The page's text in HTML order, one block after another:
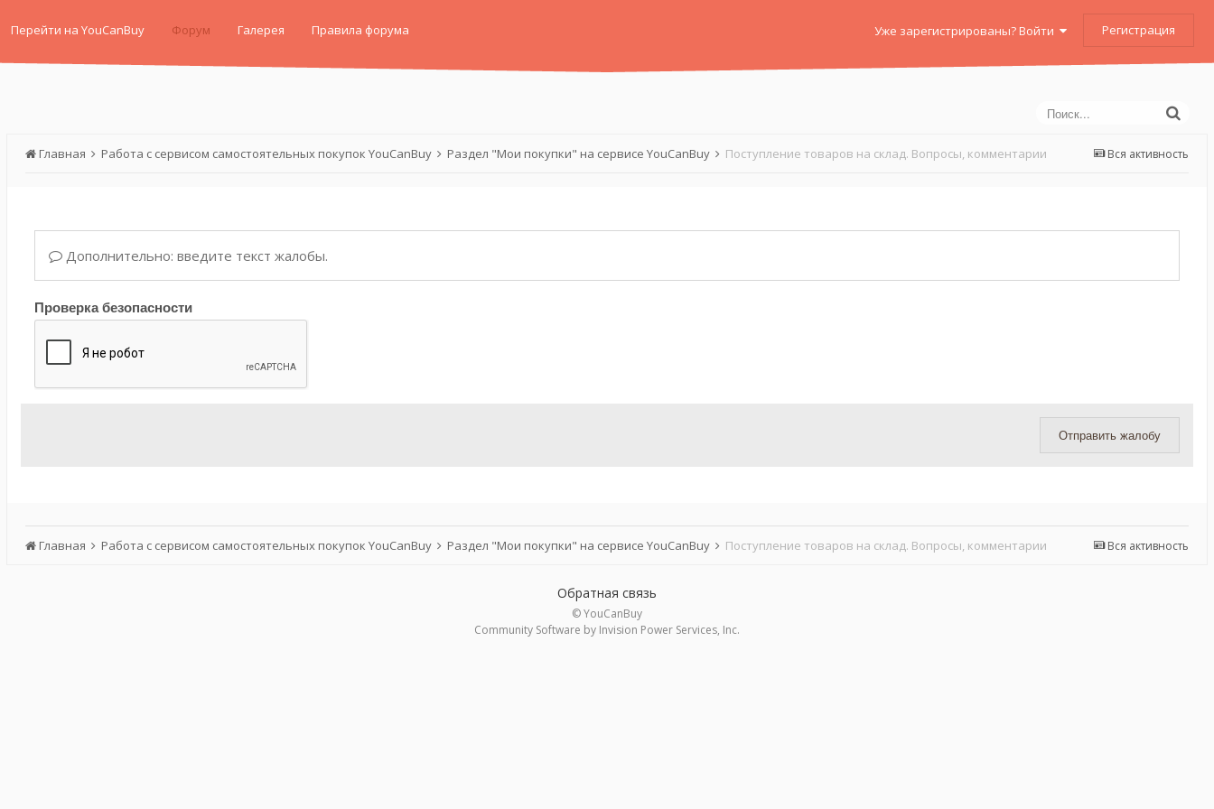
Перейти на YouCanBuy Форум Галерея Правила форума Уже зарегистрированы? Войти Регистрация
Вся активность
Главная Работа с сервисом самостоятельных покупок YouCanBuy Раздел "Мои покупки" на сервисе YouCanBuy Поступление товаров на склад. Вопросы, комментарии
Дополнительно: введите текст жалобы.
Проверка безопасности
Отправить жалобу
Вся активность
Главная Работа с сервисом самостоятельных покупок YouCanBuy Раздел "Мои покупки" на сервисе YouCanBuy Поступление товаров на склад. Вопросы, комментарии
Обратная связь
© YouCanBuy
Community Software by Invision Power Services, Inc.